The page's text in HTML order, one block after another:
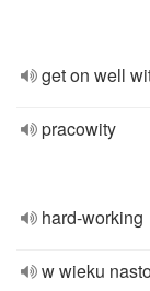
get on well
pracowity
hard-working
w wieku